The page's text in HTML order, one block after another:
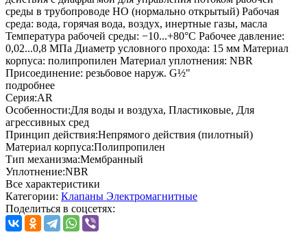
среды в трубопроводе НО (нормально открытый) Рабочая
среда: вода, горячая вода, воздух, инертные газы, масла
Температура рабочей среды: −10...+80°С Рабочее давление:
0,02...0,8 MПa Диаметр условного прохода: 15 мм Материал
корпуса: полипропилен Материал уплотнения: NBR
Присоединение: резьбовое наруж. G½"
подробнее
Серия:AR
Особенности:Для воды и воздуха, Пластиковые, Для
агрессивных сред
Принцип действия:Непрямого действия (пилотный)
Материал корпуса:Полипропилен
Тип механизма:Мембранный
Уплотнение:NBR
Все характеристики
Категории: Клапаны Электромагнитные
Поделиться в соцсетях: